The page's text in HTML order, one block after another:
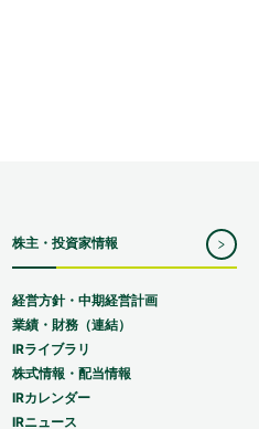
株主・投資家情報
経営方針・中期経営計画
業績・財務（連結）
IRライブラリ
株式情報・配当情報
IRカレンダー
IRニュース